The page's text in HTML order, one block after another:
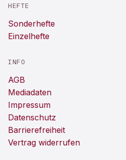
HEFTE
Sonderhefte
Einzelhefte
INFO
AGB
Mediadaten
Impressum
Datenschutz
Barrierefreiheit
Vertrag widerrufen